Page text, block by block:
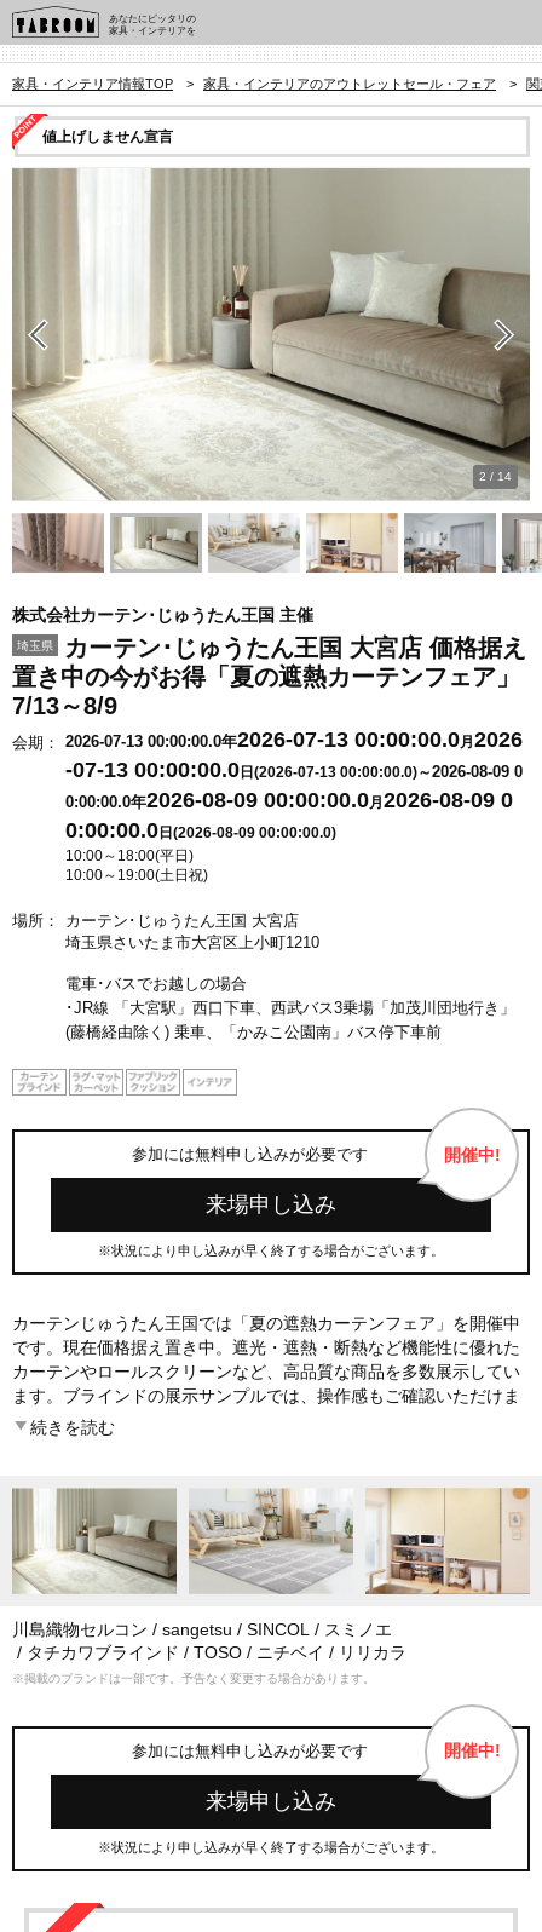
あなたにピッタリの
家具・インテリアを
家具・インテリア情報TOP > 家具・インテリアのアウトレットセール・フェア > 関
値上げしません宣言
2 / 14
株式会社カーテン･じゅうたん王国 主催
埼玉県
カーテン･じゅうたん王国 大宮店 価格据え
置き中の今がお得「夏の遮熱カーテンフェア」
7/13～8/9
会期： 2026-07-13 00:00:00.0年2026-07-13 00:00:00.0月2026
-07-13 00:00:00.0 日(2026-07-13 00:00:00.0)～2026-08-09 0
0:00:00.0年2026-08-09 00:00:00.0月2026-08-09 0
0:00:00.0 日(2026-08-09 00:00:00.0)
10:00～18:00(平日)
10:00～19:00(土日祝)
場所：
カーテン･じゅうたん王国 大宮店
埼玉県さいたま市大宮区上小町1210
電車･バスでお越しの場合
･JR線 「大宮駅」西口下車、西武バス3乗場「加茂川団地行き」
(藤橋経由除く) 乗車、「かみこ公園南」バス停下車前
参加には無料申し込みが必要です 開催中!
来場申し込み
※状況により申し込みが早く終了する場合がございます。
カーテンじゅうたん王国では「夏の遮熱カーテンフェア」を開催中
です。現在価格据え置き中。遮光・遮熱・断熱など機能性に優れた
カーテンやロールスクリーンなど、高品質な商品を多数展示してい
ます。ブラインドの展示サンプルでは、操作感もご確認いただけま
す。サンゲツ・スミノエ・タチカワブラインドなど一流メーカーの
スです。ぜひこの機会にご利用ください。 ※当日ご予約・当日ご来
店いただいた場合、状況によりお見積り・ご対応にお待ちいただく
ことがございます。スムーズなご案内のため、可能であれば翌日以
降のご予約をおすすめしております。
続きを読む
川島織物セルコン sangetsu SINCOL
スミノエ
タチカワブラインド
TOSO ニチベイ リリカラ
※掲載のブランドは一部です。予告なく変更する場合があります。
参加には無料申し込みが必要です 開催中!
来場申し込み
※状況により申し込みが早く終了する場合がございます。